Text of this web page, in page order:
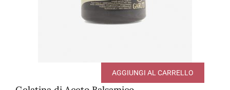
AGGIUNGI AL CARRELLO